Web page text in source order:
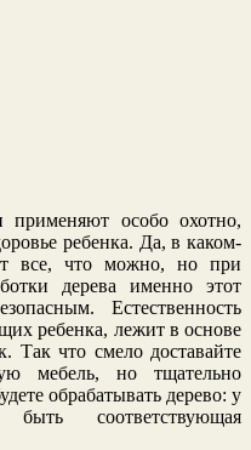
применяют особо охотно,
ребенка. Да, в каком-
все, что можно, но при
дерева именно этот
Естественность
ребенка, лежит в основе
Так что смело доставайте
мебель, но тщательно
обрабатывать дерево: у
соответствующая